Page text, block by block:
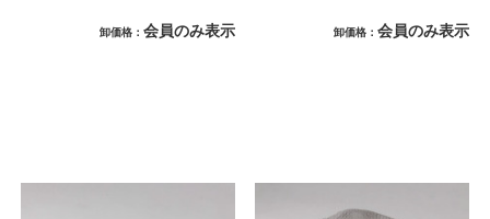
卸価格 会員のみ表示 卸価格 会員のみ表示